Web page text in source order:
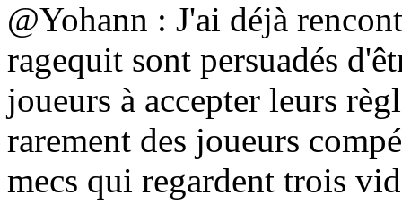
@Yohann : J'ai déjà
ragequit sont persuadés
joueurs à accepter leurs
rarement des joueurs
mecs qui regardent trois